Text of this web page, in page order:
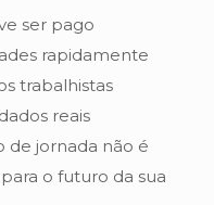
ser pago
rapidamente
trabalhistas
reais
de jornada não é
o futuro da sua